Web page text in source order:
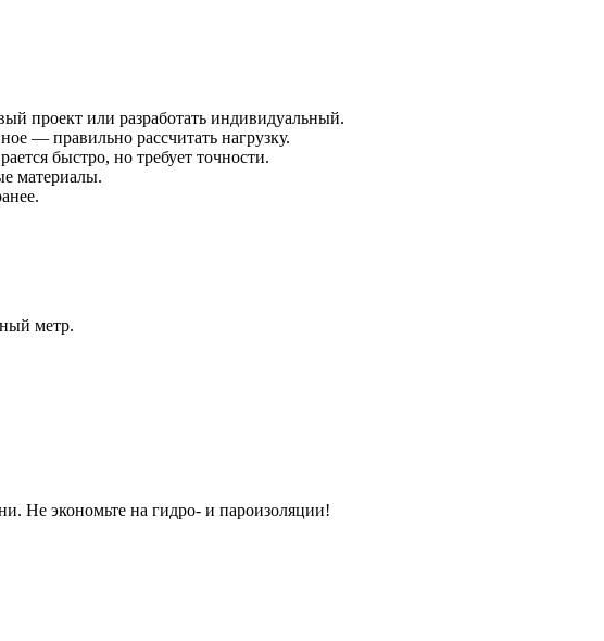
проект или разработать индивидуальный.
— правильно рассчитать нагрузку.
быстро, но требует точности.
материалы.
метр.
Не экономьте на гидро- и пароизоляции!